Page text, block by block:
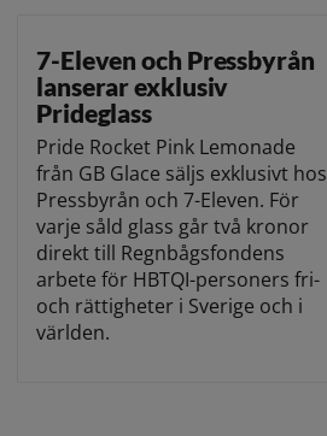
7-Eleven och Pressbyrån
lanserar exklusiv
Prideglass
Pride Rocket Pink Lemonade
från GB Glace säljs exklusivt hos
Pressbyrån och 7-Eleven. För
varje såld glass går två kronor
direkt till Regnbågsfondens
arbete för HBTQI-personers fri-
och rättigheter i Sverige och i
världen.